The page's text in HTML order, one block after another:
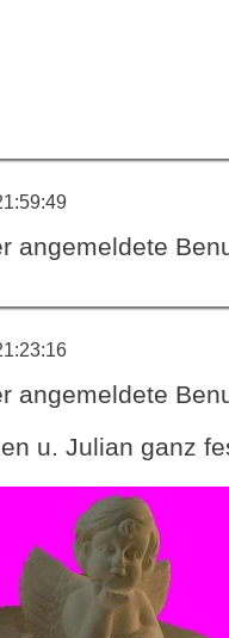
angemeldete
angemeldete
u. Julian ganz